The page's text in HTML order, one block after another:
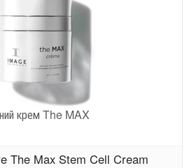
крем The MAX
The Max Stem Cell Cream